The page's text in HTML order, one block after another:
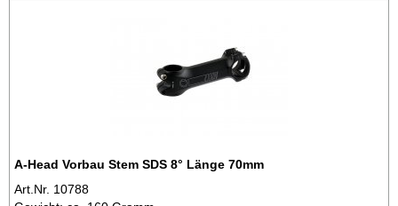
A-Head Vorbau Stem SDS 8° Länge 70mm
Art.Nr. 10788